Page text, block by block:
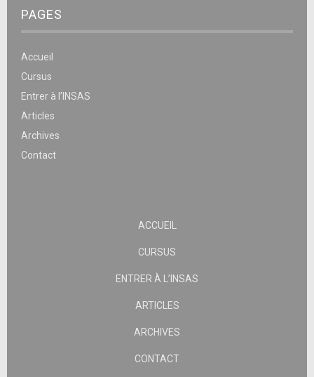
PAGES
Accueil
Cursus
Entrer à l’INSAS
Articles
Archives
Contact
ACCUEIL
CURSUS
ENTRER À L’INSAS
ARTICLES
ARCHIVES
CONTACT